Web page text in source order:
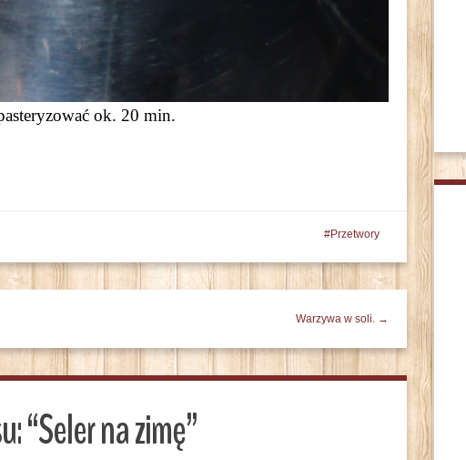
ok. 20 min.
Przetwory
Warzywa w soli. →
“Seler na zimę”